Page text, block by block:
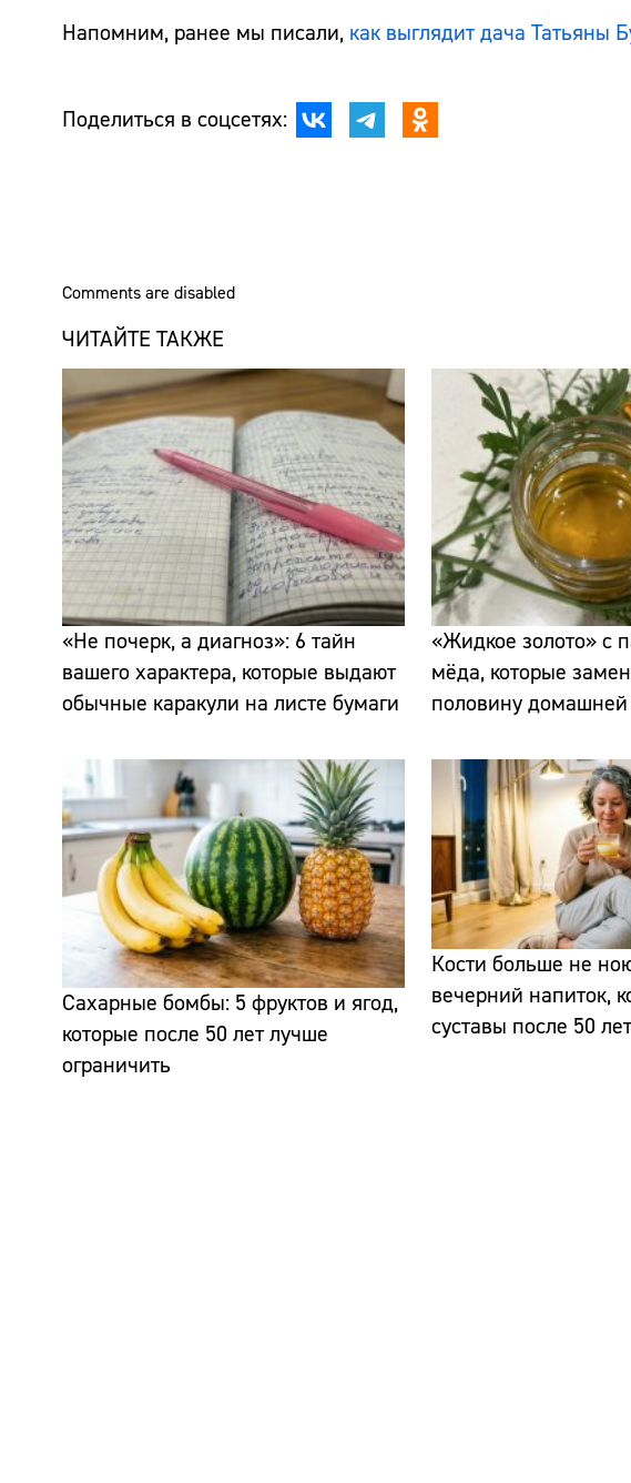
Напомним, ранее мы писали, как выглядит дача Татьяны
Поделиться в соцсетях:
Comments are disabled
ЧИТАЙТЕ ТАКЖЕ
«Не почерк, а диагноз»: 6 тайн
вашего характера, которые выдают
обычные каракули на листе бумаги
«Жидкое золото» с
мёда, которые
половину домашней
Сахарные бомбы: 5 фруктов и ягод,
которые после 50 лет лучше
ограничить
Кости больше не
вечерний напиток,
суставы после 50